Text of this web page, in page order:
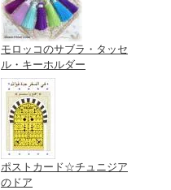
モロッコのサブラ・タッセ
ル・キーホルダー
ポストカード☆チュニジア
のドア